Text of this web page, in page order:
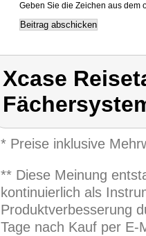
Geben Sie die Zeichen aus dem
Xcase
* Preise inklusive
** Diese Meinung
kontinuierlich als
Produktverbesserung
Tage nach Kauf per E-